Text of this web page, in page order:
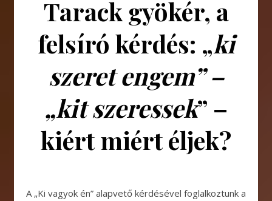
Tarack gyökér, a
felsíró kérdés: „ki
szeret engem” –
„kit szeressek” –
kiért miért éljek?
A „Ki vagyok én” alapvető kérdésével foglalkoztunk a